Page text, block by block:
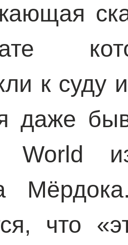
к суду
даже
из
что